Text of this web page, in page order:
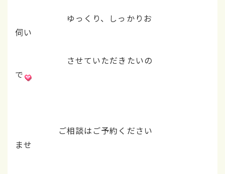
ゆっくり、しっかりお
伺い
させていただきたいの
で
ご相談はご予約ください
ませ